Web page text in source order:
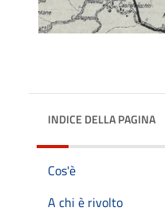
INDICE DELLA PAGINA
Cos'è
A chi è rivolto